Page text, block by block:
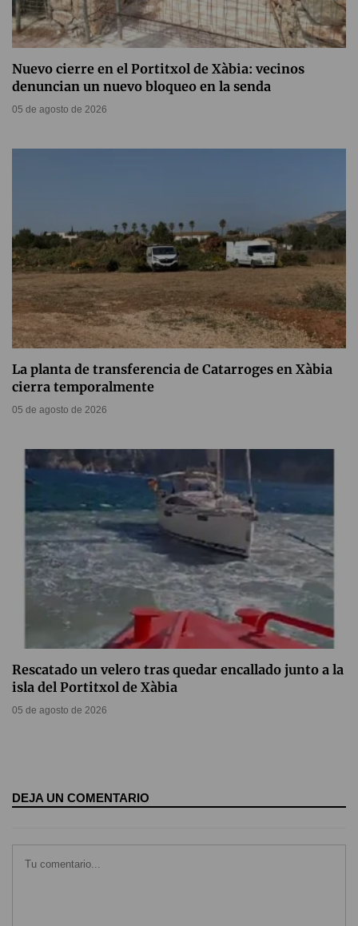
Nuevo cierre en el Portitxol de Xàbia: vecinos
denuncian un nuevo bloqueo en la senda
05 de agosto de 2026
La planta de transferencia de Catarroges en Xàbia
cierra temporalmente
05 de agosto de 2026
Rescatado un velero tras quedar encallado junto a la
isla del Portitxol de Xàbia
05 de agosto de 2026
DEJA UN COMENTARIO